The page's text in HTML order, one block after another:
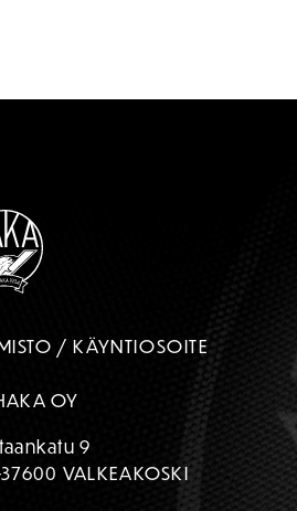
/ KÄYNTIOSOITE
OY
9
VALKEAKOSKI